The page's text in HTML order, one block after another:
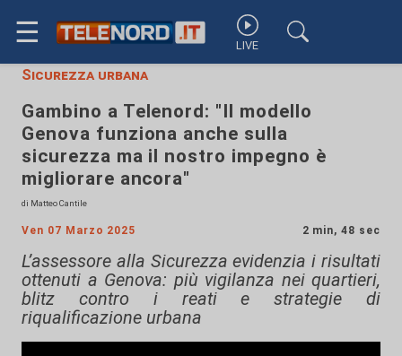
☰ LIVE
Sicurezza urbana
Gambino a Telenord: "Il modello
Genova funziona anche sulla
sicurezza ma il nostro impegno è
migliorare ancora"
di Matteo Cantile
Ven 07 Marzo 2025 2 min, 48 sec
L’assessore alla Sicurezza evidenzia i risultati
ottenuti a Genova: più vigilanza nei quartieri,
blitz contro i reati e strategie di
riqualificazione urbana